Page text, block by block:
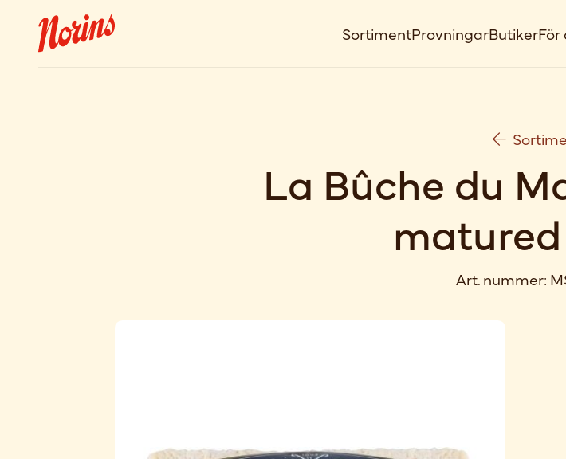
SortimentProvningarButikerFör
La Bûche du
Art. nummer: